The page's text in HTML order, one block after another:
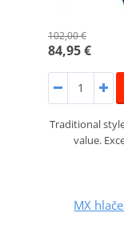
102,00 €
84,95 €
Traditional
value.
MX